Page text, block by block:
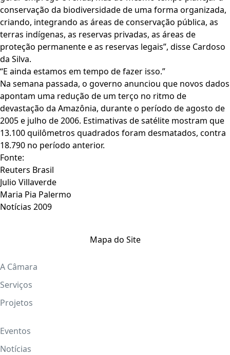
conservação da biodiversidade de uma forma organizada,
criando, integrando as áreas de conservação pública, as
terras indígenas, as reservas privadas, as áreas de
proteção permanente e as reservas legais”, disse Cardoso
da Silva.
“E ainda estamos em tempo de fazer isso.”
Na semana passada, o governo anunciou que novos dados
apontam uma redução de um terço no ritmo de
devastação da Amazônia, durante o período de agosto de
2005 e julho de 2006. Estimativas de satélite mostram que
13.100 quilômetros quadrados foram desmatados, contra
18.790 no período anterior.
Fonte:
Reuters Brasil
Julio Villaverde
Maria Pia Palermo
Notícias 2009
Mapa do Site
A Câmara
Serviços
Projetos
Eventos
Notícias